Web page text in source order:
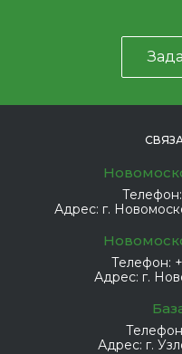
Телефон:
Адрес: г.
Телефон:
Адрес: г.
Адрес: г.